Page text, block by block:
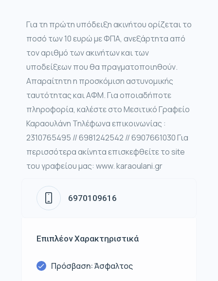
Για τη πρώτη υπόδειξη ακινήτου ορίζεται το
ποσό των 10 ευρώ με ΦΠΑ, ανεξάρτητα από
τον αριθμό των ακινήτων και των
υποδείξεων που θα πραγματοποιηθούν.
Απαραίτητη η προσκόμιση αστυνομικής
ταυτότητας και ΑΦΜ. Για οποιαδήποτε
πληροφορία, καλέστε στο Μεσιτικό Γραφείο
Καραουλάνη Τηλέφωνα επικοινωνίας :
2310765495 // 6981242542 // 6907661030 Για
περισσότερα ακίνητα επισκεφθείτε το site
του γραφείου μας: www. karaoulani.gr
6970109616
Επιπλέον Χαρακτηριστικά
Πρόσβαση: Άσφαλτος